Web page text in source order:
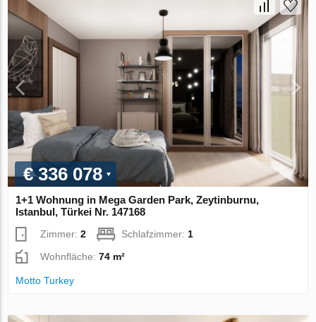
€ 336 078
1+1 Wohnung in Mega Garden Park, Zeytinburnu,
Istanbul, Türkei Nr. 147168
Zimmer:2 Schlafzimmer: 1
Wohnfläche:74 m²
Motto Turkey